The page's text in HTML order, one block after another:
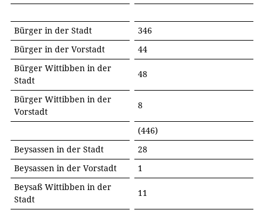
Bürger in der Stadt
346
Bürger in der Vorstadt
44
Bürger Wittibben in der
Stadt
48
Bürger Wittibben in der
Vorstadt
8
(446)
Beysassen in der Stadt
28
Beysassen in der Vorstadt
1
Beysaß Wittibben in der
Stadt
11